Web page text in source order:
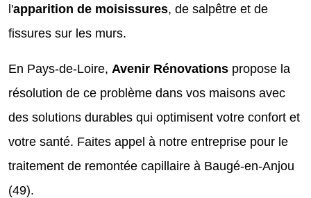
l'apparition de moisissures, de salpêtre et de
fissures sur les murs.
En Pays-de-Loire, Avenir Rénovations propose la
résolution de ce problème dans vos maisons avec
des solutions durables qui optimisent votre confort et
votre santé. Faites appel à notre entreprise pour le
traitement de remontée capillaire à Baugé-en-Anjou
(49).